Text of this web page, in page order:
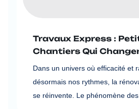
Travaux Express :
Chantiers Qui
Dans un univers où efficacité et
désormais nos rythmes, la
se réinvente. Le phénomène